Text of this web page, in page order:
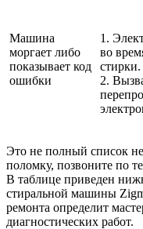
Машина
моргает либо
показывает код
ошибки
1.
во
стирки.
2.
Это не полный список
поломку, позвоните по
В таблице приведен
стиральной машины
ремонта определит
диагностических работ.